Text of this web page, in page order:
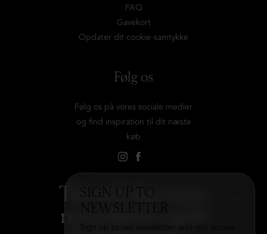
SIGN UP TO
FAQ
Gavekort
Opdater dit cookie-samtykke
Følg os
Følg os på vores sociale medier
og find inspiration til dit næste
køb
Tilmeld dig vores
nyhedsbrev og få